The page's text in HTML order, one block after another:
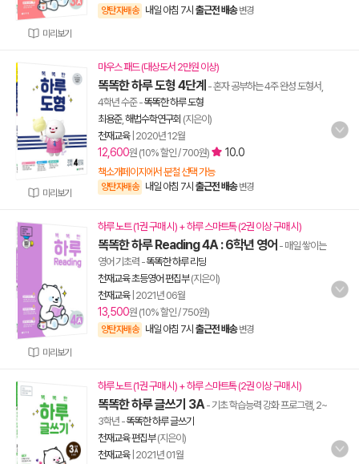
미리보기
양탄자배송 내일 아침 7시 출근전 배송 변경
미리보기
마우스 패드 (대상도서 2만원 이상)
똑똑한 하루 도형 4단계 - 혼자 공부하는 4주 완성 도형서,
4학년 수준-똑똑한 하루 도형
최용준, 해법수학연구회 (지은이)
천재교육| 2020년 12월
12,600원 (10% 할인 / 700원) 10.0
책소개페이지에서 분철 선택 가능
양탄자배송 내일 아침 7시 출근전 배송 변경
미리보기
하루 노트 (1권 구매 시) + 하루 스마트톡 (2권 이상 구매 시)
똑똑한 하루 Reading 4A : 6학년 영어 - 매일 쌓이는
영어 기초력 -똑똑한 하루 리딩
천재교육 초등영어 편집부(지은이)
천재교육| 2021년 06월
13,500원 (10% 할인 / 750원)
양탄자배송 내일 아침 7시 출근전 배송 변경
하루 노트 (1권 구매 시) + 하루 스마트톡 (2권 이상 구매 시)
똑똑한 하루 글쓰기 3A- 기초 학습능력 강화 프로그램, 2~
3학년 -똑똑한 하루 글쓰기
천재교육 편집부(지은이)
천재교육| 2021년 01월